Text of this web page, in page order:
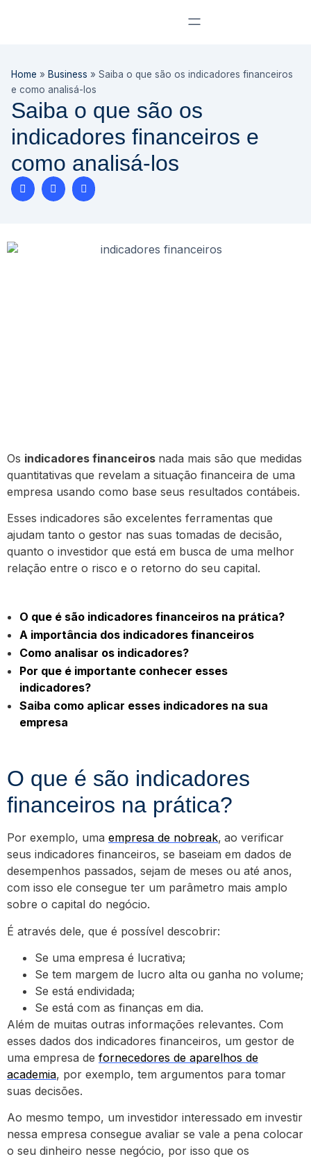
Home » Business » Saiba o que são os indicadores financeiros
e como analisá-los
Saiba o que são os
indicadores financeiros e
como analisá-los
Os indicadores financeiros nada mais são que medidas
quantitativas que revelam a situação financeira de uma
empresa usando como base seus resultados contábeis.
Esses indicadores são excelentes ferramentas que
ajudam tanto o gestor nas suas tomadas de decisão,
quanto o investidor que está em busca de uma melhor
relação entre o risco e o retorno do seu capital.
O que é são indicadores financeiros na prática?
A importância dos indicadores financeiros
Como analisar os indicadores?
Por que é importante conhecer esses
indicadores?
Saiba como aplicar esses indicadores na sua
empresa
O que é são indicadores
financeiros na prática?
Por exemplo, uma empresa de nobreak, ao verificar
seus indicadores financeiros, se baseiam em dados de
desempenhos passados, sejam de meses ou até anos,
com isso ele consegue ter um parâmetro mais amplo
sobre o capital do negócio.
É através dele, que é possível descobrir:
Se uma empresa é lucrativa;
Se tem margem de lucro alta ou ganha no volume;
Se está endividada;
Se está com as finanças em dia.
Além de muitas outras informações relevantes. Com
esses dados dos indicadores financeiros, um gestor de
uma empresa de fornecedores de aparelhos de
academia, por exemplo, tem argumentos para tomar
suas decisões.
Ao mesmo tempo, um investidor interessado em investir
nessa empresa consegue avaliar se vale a pena colocar
o seu dinheiro nesse negócio, por isso que os